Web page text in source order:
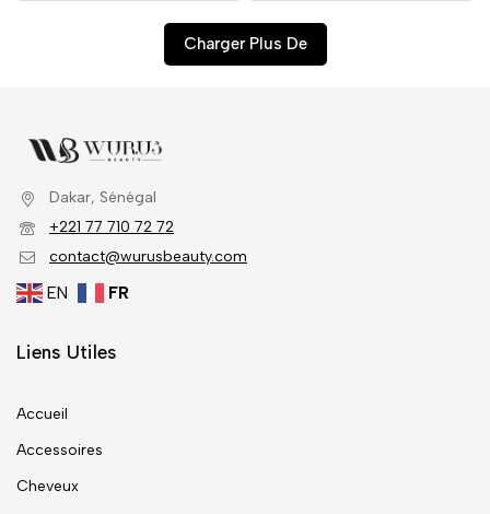
Charger Plus De
Dakar, Sénégal
+221 77 710 72 72
contact@wurusbeauty.com
EN FR
Liens Utiles
Accueil
Accessoires
Cheveux